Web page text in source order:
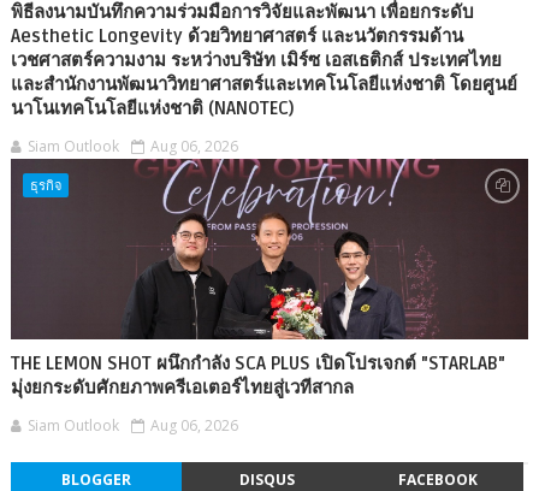
พิธีลงนามบันทึกความร่วมมือการวิจัยและพัฒนา เพื่อยกระดับ
Aesthetic Longevity ด้วยวิทยาศาสตร์ และนวัตกรรมด้าน
เวชศาสตร์ความงาม ระหว่างบริษัท เมิร์ซ เอสเธติกส์ ประเทศไทย
และสำนักงานพัฒนาวิทยาศาสตร์และเทคโนโลยีแห่งชาติ โดยศูนย์
นาโนเทคโนโลยีแห่งชาติ (NANOTEC)
Siam Outlook Aug 06, 2026
ธุรกิจ
THE LEMON SHOT ผนึกกำลัง SCA PLUS เปิดโปรเจกต์ "STARLAB"
มุ่งยกระดับศักยภาพครีเอเตอร์ไทยสู่เวทีสากล
Siam Outlook Aug 06, 2026
BLOGGER DISQUS FACEBOOK